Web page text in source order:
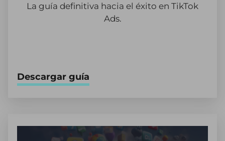
La guía definitiva hacia el éxito en TikTok
Ads.
Descargar guía